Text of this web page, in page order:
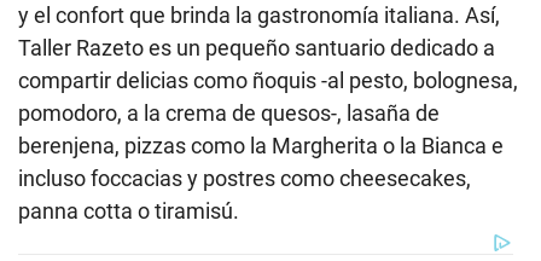
y el confort que brinda la gastronomía italiana. Así,
Taller Razeto es un pequeño santuario dedicado a
compartir delicias como ñoquis -al pesto, bolognesa,
pomodoro, a la crema de quesos-, lasaña de
berenjena, pizzas como la Margherita o la Bianca e
incluso foccacias y postres como cheesecakes,
panna cotta o tiramisú.